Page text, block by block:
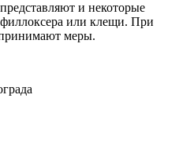
и некоторые
или клещи. При
меры.